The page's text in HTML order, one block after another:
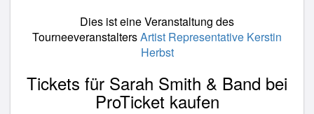
Dies ist eine Veranstaltung des
TourneeveranstaltersArtist Representative Kerstin
Herbst
Tickets für Sarah Smith & Band bei
ProTicket kaufen